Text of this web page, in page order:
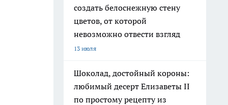
создать белоснежную стену
цветов, от которой
невозможно отвести взгляд
13 июля
Шоколад, достойный короны:
любимый десерт Елизаветы II
по простому рецепту из